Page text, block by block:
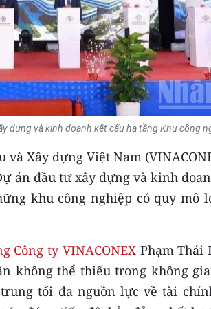
dựng và kinh doanh kết cấu hạ tầng Khu công
và Xây dựng Việt Nam
án đầu tư xây dựng và kinh
khu công nghiệp có quy mô
Công ty VINACONEXPhạm Thái
không thể thiếu trong không
tối đa nguồn lực về tài